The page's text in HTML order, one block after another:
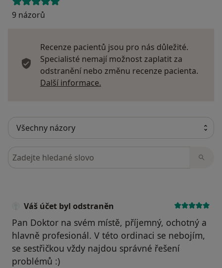
9 názorů
Recenze pacientů jsou pro nás důležité.
Specialisté nemají možnost zaplatit za
odstranění nebo změnu recenze pacienta.
Další informace.
Hledejte v názorech
Váš účet byl odstraněn
Pan Doktor na svém místě, příjemný, ochotný a
hlavně profesionál. V této ordinaci se nebojím,
se sestřičkou vždy najdou správné řešení
problémů :)